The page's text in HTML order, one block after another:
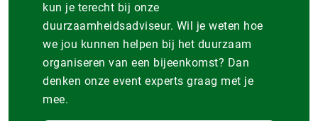
kun je terecht bij onze
duurzaamheidsadviseur. Wil je weten hoe
we jou kunnen helpen bij het duurzaam
organiseren van een bijeenkomst? Dan
denken onze event experts graag met je
mee.